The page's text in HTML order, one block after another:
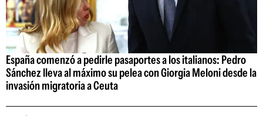
España comenzó a pedirle pasaportes a los italianos: Pedro
Sánchez lleva al máximo su pelea con Giorgia Meloni desde la
invasión migratoria a Ceuta